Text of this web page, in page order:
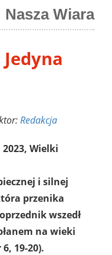
Nasza Wiara
Redakcja
Wielki
i silnej
przenika
wszedł
na wieki
19-20).